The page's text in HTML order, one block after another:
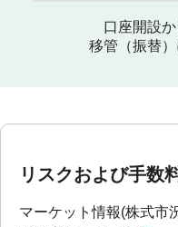
口座開設
移管（振替
リスクおよび手数
マーケット情報(株式市